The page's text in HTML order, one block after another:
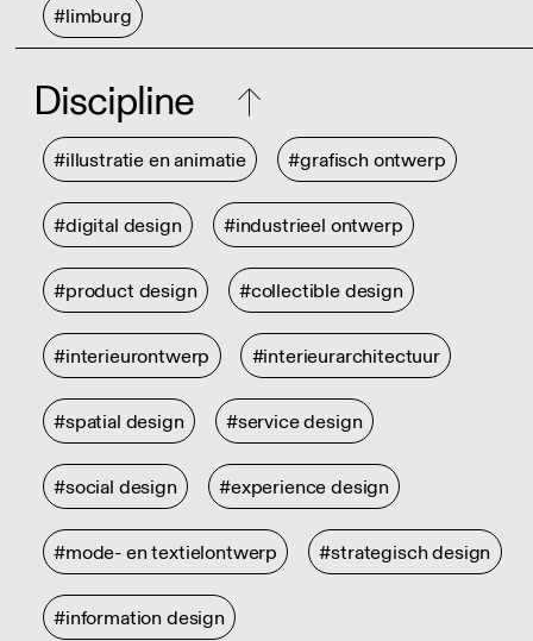
#limburg
Discipline
#illustratie en animatie #grafisch ontwerp
#digital design #industrieel ontwerp
#product design #collectible design
#interieurontwerp #interieurarchitectuur
#spatial design #service design
#social design #experience design
#mode- en textielontwerp #strategisch design
#information design